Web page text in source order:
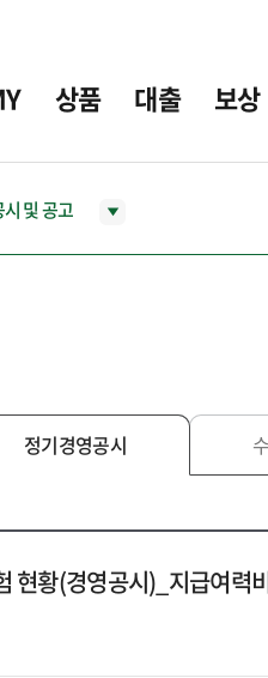
상품 대출 보상
및 공고
정기경영공시
현황(경영공시)_지급여력